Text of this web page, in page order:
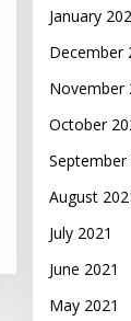
January
December
November
October
September
August
July 2021
June 2021
May 2021